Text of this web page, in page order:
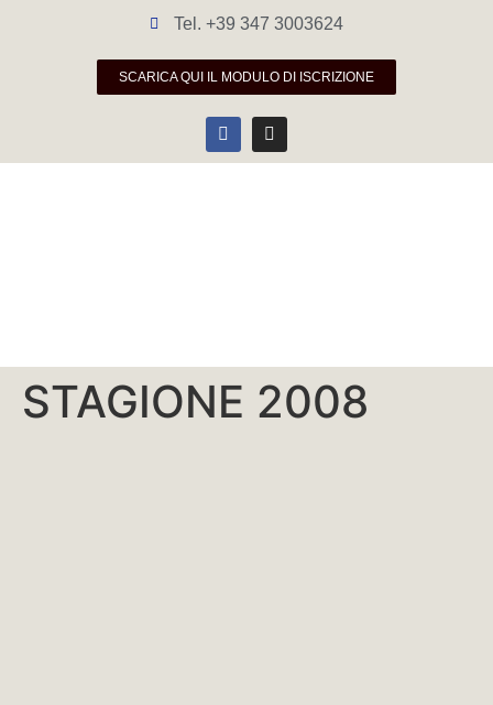
Tel. +39 347 3003624
SCARICA QUI IL MODULO DI ISCRIZIONE
STAGIONE 2008